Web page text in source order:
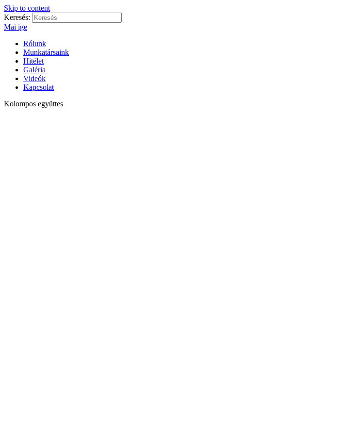
Skip to content
Keresés:
Mai ige
Rólunk
Munkatársaink
Hitélet
Galéria
Videók
Kapcsolat
Kolompos együttes